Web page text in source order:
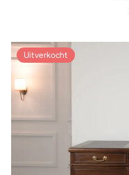
Uitverkocht